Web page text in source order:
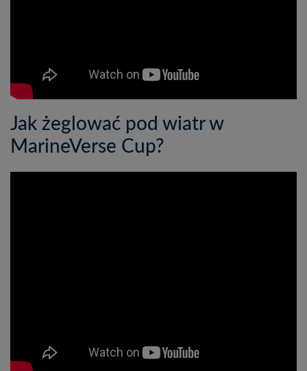
Jak żeglować pod wiatr w
MarineVerse Cup?